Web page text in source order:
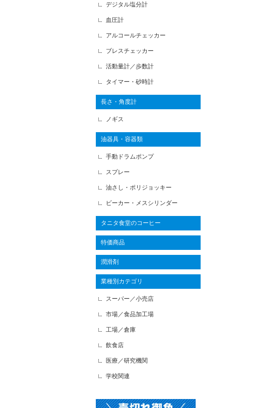
デジタル塩分計
血圧計
アルコールチェッカー
ブレスチェッカー
活動量計／歩数計
タイマー・砂時計
長さ・角度計
ノギス
油器具・容器類
手動ドラムポンプ
スプレー
油さし・ポリジョッキー
ビーカー・メスシリンダー
タニタ食堂のコーヒー
特価商品
潤滑剤
業種別カテゴリ
スーパー／小売店
市場／食品加工場
工場／倉庫
飲食店
医療／研究機関
学校関連